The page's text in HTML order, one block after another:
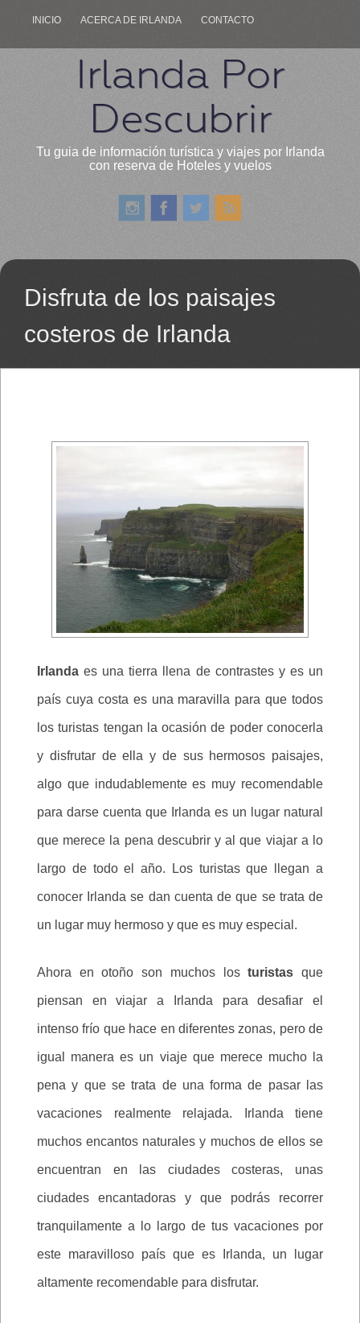
INICIO ACERCA DE IRLANDA CONTACTO
Irlanda Por
Descubrir
Tu guia de información turística y viajes por Irlanda
con reserva de Hoteles y vuelos
Disfruta de los paisajes
costeros de Irlanda
Irlanda es una tierra llena de contrastes y es un
país cuya costa es una maravilla para que todos
los turistas tengan la ocasión de poder conocerla
y disfrutar de ella y de sus hermosos paisajes,
algo que indudablemente es muy recomendable
para darse cuenta que Irlanda es un lugar natural
que merece la pena descubrir y al que viajar a lo
largo de todo el año. Los turistas que llegan a
conocer Irlanda se dan cuenta de que se trata de
un lugar muy hermoso y que es muy especial.
Ahora en otoño son muchos losturistasque
piensan en viajar a Irlanda para desafiar el
intenso frío que hace en diferentes zonas, pero de
igual manera es un viaje que merece mucho la
pena y que se trata de una forma de pasar las
vacaciones realmente relajada. Irlanda tiene
muchos encantos naturales y muchos de ellos se
encuentran en las ciudades costeras, unas
ciudades encantadoras y que podrás recorrer
tranquilamente a lo largo de tus vacaciones por
este maravilloso país que es Irlanda, un lugar
altamente recomendable para disfrutar.